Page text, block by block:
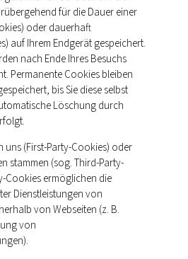
für die Dauer einer
oder dauerhaft
auf Ihrem Endgerät gespeichert.
nach Ende Ihres Besuchs
Permanente Cookies bleiben
bis Sie diese selbst
Löschung durch
(First-Party-Cookies) oder
stammen (sog. Third-Party-
Cookies ermöglichen die
Dienstleistungen von
von Webseiten (z. B.
von